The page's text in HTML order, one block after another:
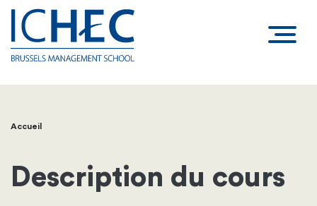
Fil
d'Ariane
Accueil
Description du cours